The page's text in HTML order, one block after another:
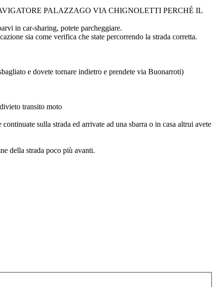
PALAZZAGO VIA CHIGNOLETTI PERCHÉ IL
in car-sharing, potete parcheggiare.
sia come verifica che state percorrendo la strada corretta.
e dovete tornare indietro e prendete via Buonarroti)
transito moto
sulla strada ed arrivate ad una sbarra o in casa altrui avete
della strada poco più avanti.